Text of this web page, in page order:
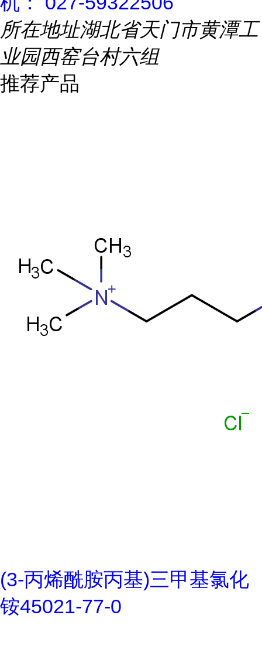
所在地址湖北省天门市黄潭工
业园西窑台村六组
推荐产品
(3-丙烯酰胺丙基)三甲基氯化
铵45021-77-0